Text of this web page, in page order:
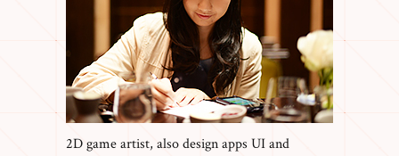
2D game artist, also design apps UI and